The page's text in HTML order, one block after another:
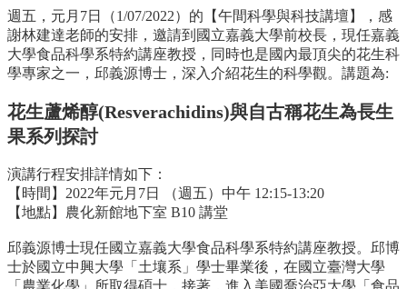
所
師
資
高
中
生
專
大
學
碩
博
週五，元月7日（1/07/2022）的【午間科學與科技講壇】，感
謝林建達老師的安排，邀請到國立嘉義大學前校長，現任嘉義
大學食品科學系特約講座教授，同時也是國內最頂尖的花生科
學專家之一，邱義源博士，深入介紹花生的科學觀。講題為:
花生蘆烯醇(Resverachidins)與自古稱花生為長生
果系列探討
演講行程安排詳情如下：
【時間】2022年元月7日 （週五）中午 12:15-13:20
【地點】農化新館地下室 B10 講堂
邱義源博士現任國立嘉義大學食品科學系特約講座教授。邱博
士於國立中興大學「土壤系」學士畢業後，在國立臺灣大學
「農業化學」所取得碩士，接著，進入美國喬治亞大學「食品